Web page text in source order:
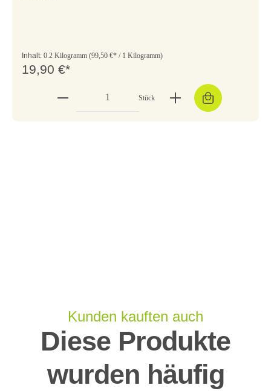
Inhalt: 0.2 Kilogramm (99,50 €* / 1 Kilogramm)
19,90 €*
Stück
Kunden kauften auch
Diese Produkte
wurden häufig